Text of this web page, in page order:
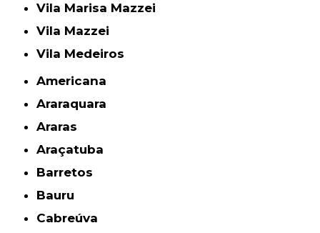
Vila Marisa Mazzei
Vila Mazzei
Vila Medeiros
Americana
Araraquara
Araras
Araçatuba
Barretos
Bauru
Cabreúva